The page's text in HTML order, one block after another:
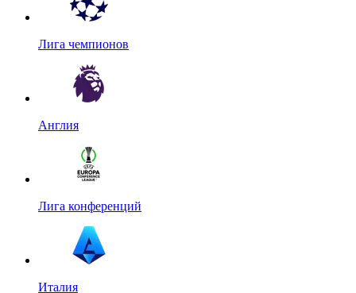
Лига чемпионов
Англия
Лига конференций
Италия